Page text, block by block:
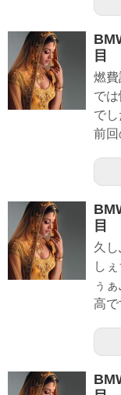
目
燃費
で
で
前回
目
久
し
ぅ
高で